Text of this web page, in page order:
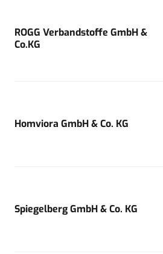
ROGG Verbandstoffe GmbH &
Co.KG
Homviora GmbH & Co. KG
Spiegelberg GmbH & Co. KG